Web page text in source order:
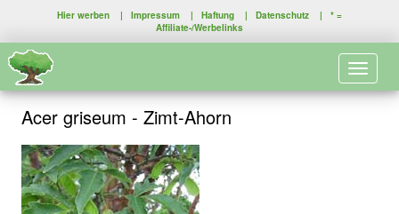
Hier werben | Impressum | Haftung | Datenschutz | * =
Affiliate-/Werbelinks
Acer griseum - Zimt-Ahorn